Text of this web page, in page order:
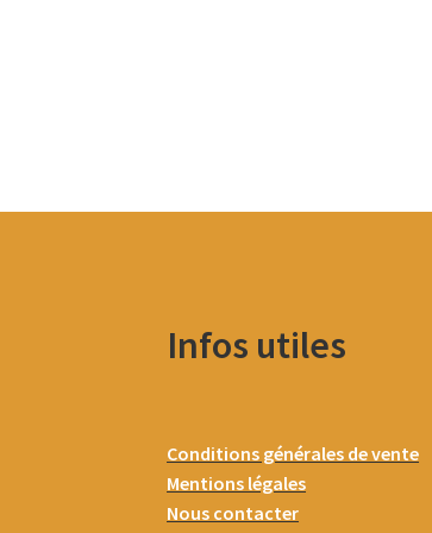
Infos utiles
Conditions générales de vente
Mentions légales
Nous contacter